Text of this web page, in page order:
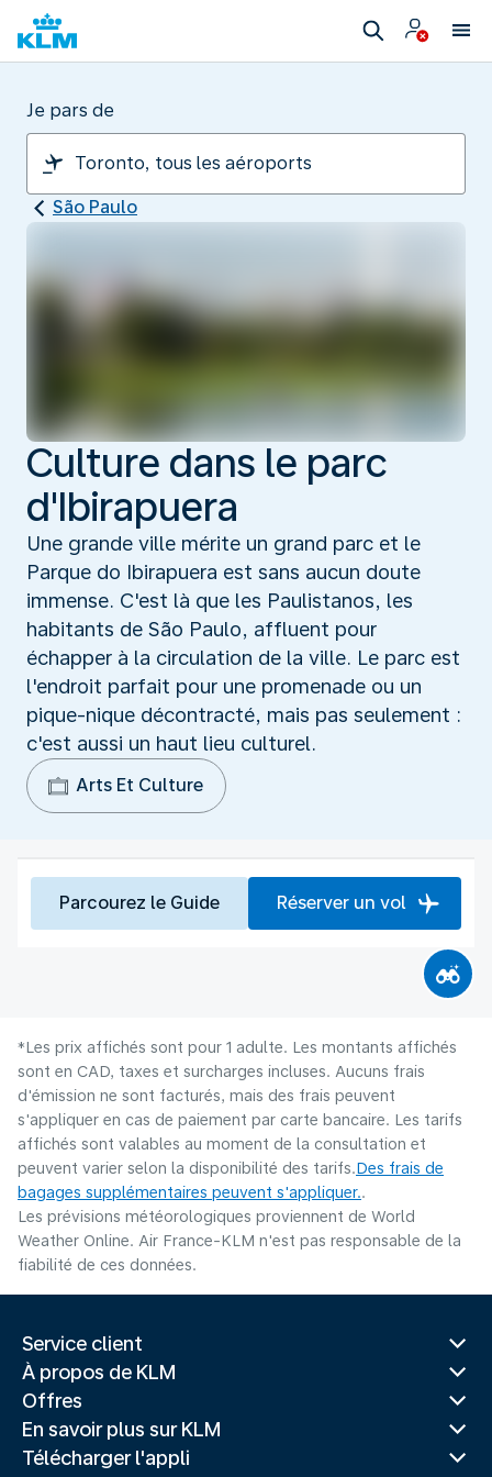
Je pars de
São Paulo
Culture dans le parc
d'Ibirapuera
Une grande ville mérite un grand parc et le
Parque do Ibirapuera est sans aucun doute
immense. C'est là que les Paulistanos, les
habitants de São Paulo, affluent pour
échapper à la circulation de la ville. Le parc est
l'endroit parfait pour une promenade ou un
pique-nique décontracté, mais pas seulement :
c'est aussi un haut lieu culturel.
Arts Et Culture
Parcourez le Guide Réserver un vol
*Les prix affichés sont pour 1 adulte. Les montants affichés
sont en CAD, taxes et surcharges incluses. Aucuns frais
d'émission ne sont facturés, mais des frais peuvent
s'appliquer en cas de paiement par carte bancaire. Les tarifs
affichés sont valables au moment de la consultation et
peuvent varier selon la disponibilité des tarifs.Des frais de
bagages supplémentaires peuvent s'appliquer..
Les prévisions météorologiques proviennent de World
Weather Online. Air France-KLM n'est pas responsable de la
fiabilité de ces données.
Service client
À propos de KLM
Offres
En savoir plus sur KLM
Télécharger l'appli